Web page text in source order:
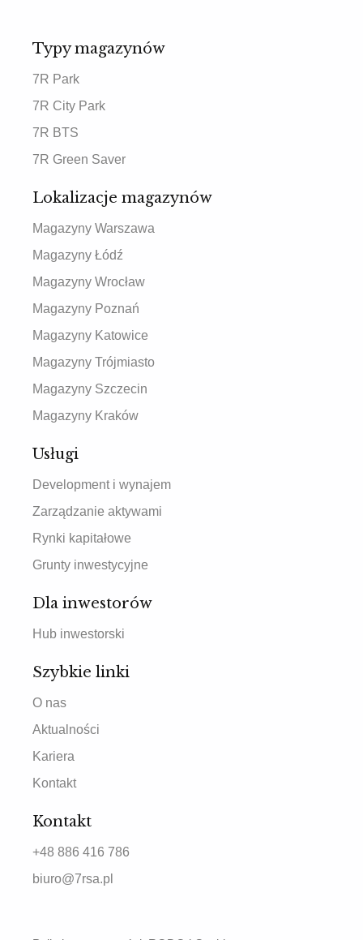
Typy magazynów
7R Park
7R City Park
7R BTS
7R Green Saver
Lokalizacje magazynów
Magazyny Warszawa
Magazyny Łódź
Magazyny Wrocław
Magazyny Poznań
Magazyny Katowice
Magazyny Trójmiasto
Magazyny Szczecin
Magazyny Kraków
Usługi
Development i wynajem
Zarządzanie aktywami
Rynki kapitałowe
Grunty inwestycyjne
Dla inwestorów
Hub inwestorski
Szybkie linki
O nas
Aktualności
Kariera
Kontakt
Kontakt
+48 886 416 786
biuro@7rsa.pl